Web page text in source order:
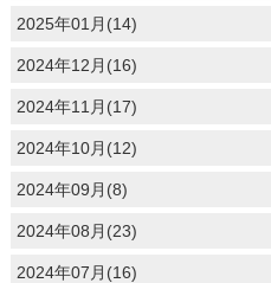
2025年01月(14)
2024年12月(16)
2024年11月(17)
2024年10月(12)
2024年09月(8)
2024年08月(23)
2024年07月(16)